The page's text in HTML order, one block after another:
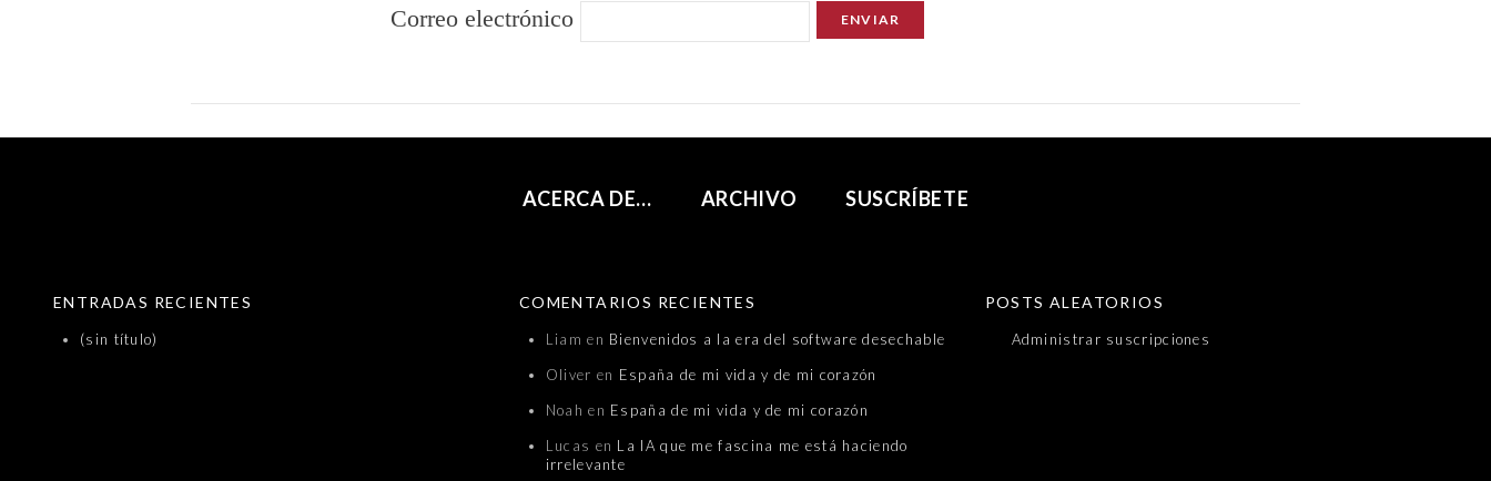
Correo electrónico
ACERCA DE… ARCHIVO SUSCRÍBETE
ENTRADAS RECIENTES
(sin título)
COMENTARIOS RECIENTES
Liam en Bienvenidos a la era del software desechable
Oliver en España de mi vida y de mi corazón
Noah en España de mi vida y de mi corazón
Lucas en La IA que me fascina me está haciendo
irrelevante
POSTS ALEATORIOS
Administrar suscripciones